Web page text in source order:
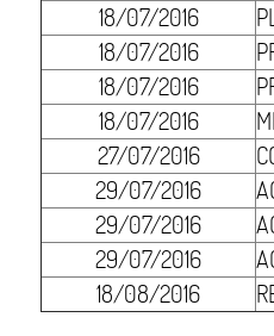
18/07/2016
18/07/2016
18/07/2016
18/07/2016
27/07/2016
29/07/2016
29/07/2016
29/07/2016
18/08/2016